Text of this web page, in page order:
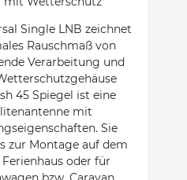
Single LNB zeichnet
Rauschmaß von
Verarbeitung und
45 Spiegel ist eine
mit
Sie
zur Montage auf dem
oder für